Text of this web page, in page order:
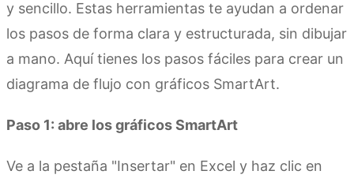
y sencillo. Estas herramientas te ayudan a ordenar
los pasos de forma clara y estructurada, sin dibujar
a mano. Aquí tienes los pasos fáciles para crear un
diagrama de flujo con gráficos SmartArt.
Paso 1: abre los gráficos SmartArt
Ve a la pestaña "Insertar" en Excel y haz clic en